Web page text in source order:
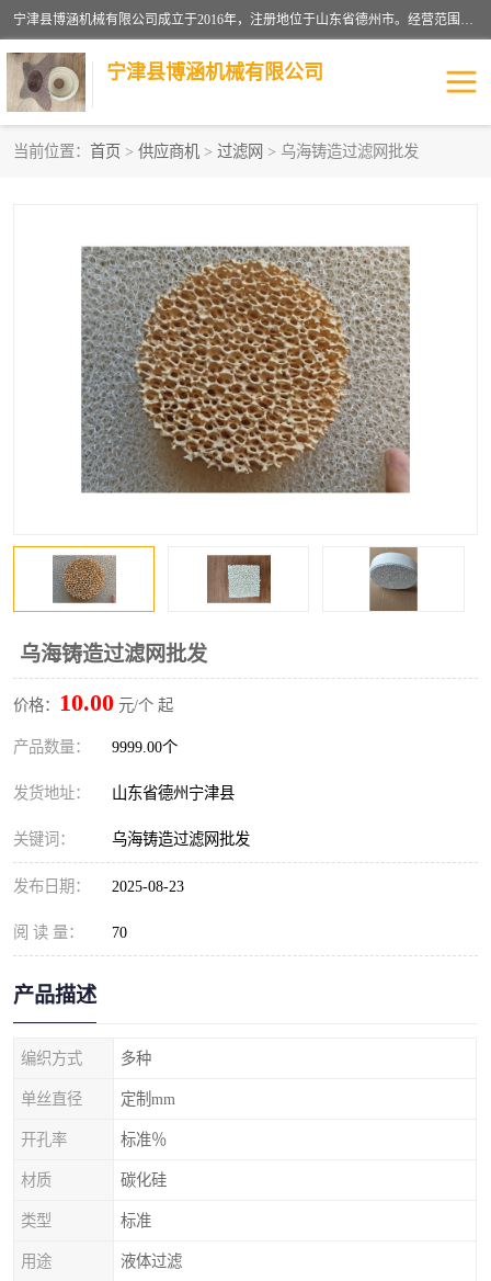
宁津县博涵机械有限公司成立于2016年，注册地位于山东省德州市。经营范围包括：机械设备研发、生产及销售，铸造用造型材料生产、销售，玻璃纤维及制品制造、销售，汽车零配件零售，机械零件、零部件加工，机械零件、零部件销售等；主要产品有：纤维过滤网,陶瓷过滤器,泡沫陶瓷过滤器,耐高温纤维过滤器,铸铁过滤器,铸铜过滤网,铸铝过滤网,铝轮毂过滤网,高效过滤网,高效陶瓷过滤网,高效纤维过滤网。
宁津县博涵机械有限公司
当前位置： 首页 > 供应商机 > 过滤网 > 乌海铸造过滤网批发
乌海铸造过滤网批发
价格： 10.00 元/个 起
产品数量： 9999.00个
发货地址： 山东省德州宁津县
关键词： 乌海铸造过滤网批发
发布日期： 2025-08-23
阅 读 量： 70
产品描述
编织方式 多种
单丝直径 定制mm
开孔率 标准％
材质 碳化硅
类型 标准
用途 液体过滤
纤维网 挡渣棉
挡渣网 避脏网